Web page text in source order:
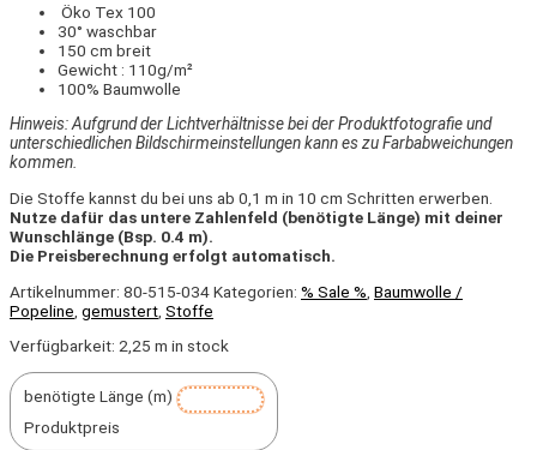
Öko Tex 100
30° waschbar
150 cm breit
Gewicht : 110g/m²
100% Baumwolle
Hinweis: Aufgrund der Lichtverhältnisse bei der Produktfotografie und
unterschiedlichen Bildschirmeinstellungen kann es zu Farbabweichungen
kommen.
Die Stoffe kannst du bei uns ab 0,1 m in 10 cm Schritten erwerben.
Nutze dafür das untere Zahlenfeld (benötigte Länge) mit deiner
Wunschlänge (Bsp. 0.4 m).
Die Preisberechnung erfolgt automatisch.
Artikelnummer: 80-515-034Kategorien: % Sale % Baumwolle /
Popeline gemustert Stoffe
Verfügbarkeit: 2,25 m in stock
benötigte Länge (m)
Produktpreis